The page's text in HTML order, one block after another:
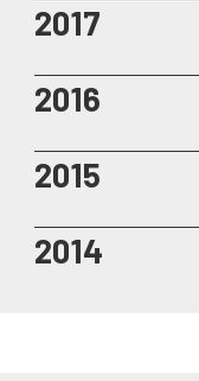
2017
2016
2015
2014